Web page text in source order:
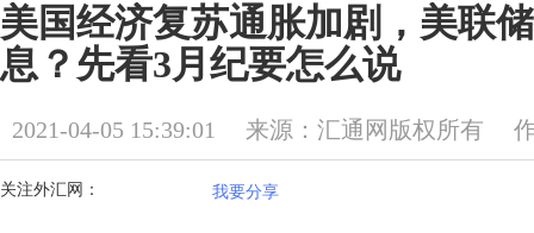
美国经济复苏通胀加剧，美联
息？先看3月纪要怎么说
2021-04-05 15:39:01 来源：汇通网版权所有
关注外汇网： 我要分享